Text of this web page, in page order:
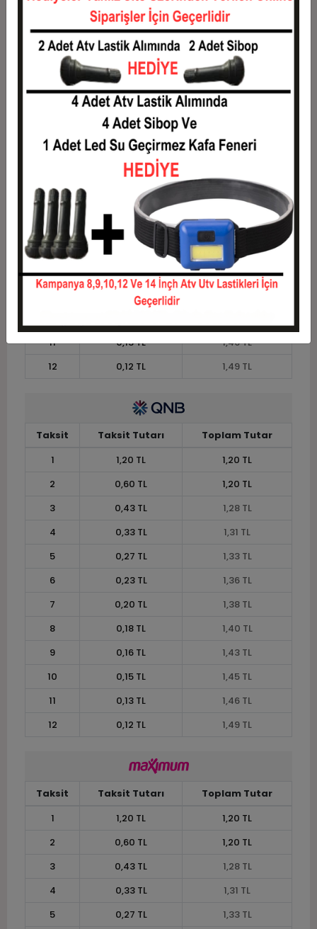
12
0,12 TL 1,49 TL
Taksit Taksit Tutarı
Toplam Tutar
1,20 TL
1,20 TL
0,60 TL
3
0,43 TL
1,28 TL
0,33 TL
5
0,27 TL
1,33 TL
6
0,23 TL
1,36 TL
7
0,20 TL
1,38 TL
8
0,18 TL
1,40 TL
0,16 TL
11
0,13 TL
1,46 TL
12
0,12 TL 1,49 TL
Taksit Taksit Tutarı
Toplam Tutar
1
1,20 TL
1,20 TL
2
0,60 TL
1,20 TL
3
0,43 TL
1,28 TL
4
0,33 TL
1,31 TL
5
0,27 TL
1,33 TL
6
0,23 TL
1,36 TL
7
0,20 TL
1,38 TL
8
0,18 TL
1,40 TL
9
0,16 TL
1,43 TL
10
0,15 TL
1,45 TL
11
0,13 TL
1,46 TL
12
0,12 TL 1,49 TL
Taksit Taksit Tutarı
Toplam Tutar
1
1,20 TL
1,20 TL
2
0,60 TL
1,20 TL
3
0,43 TL
1,28 TL
4
0,33 TL
1,31 TL
5
0,27 TL 1,33 TL